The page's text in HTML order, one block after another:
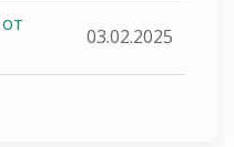
03.02.2025